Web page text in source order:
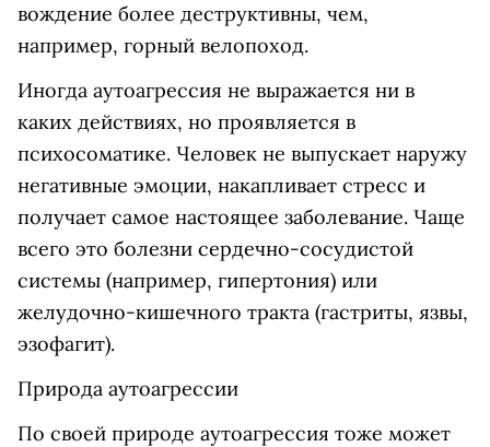
вождение более деструктивны, чем,
например, горный велопоход.
Иногда аутоагрессия не выражается ни в
каких действиях, но проявляется в
психосоматике. Человек не выпускает наружу
негативные эмоции, накапливает стресс и
получает самое настоящее заболевание. Чаще
всего это болезни сердечно-сосудистой
системы (например, гипертония) или
желудочно-кишечного тракта (гастриты, язвы,
эзофагит).
Природа аутоагрессии
По своей природе аутоагрессия тоже может